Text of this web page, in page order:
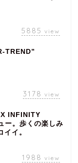
5885 view
3178 view
INFINITY
ー。歩くの楽しみ
イイ。
1988 view